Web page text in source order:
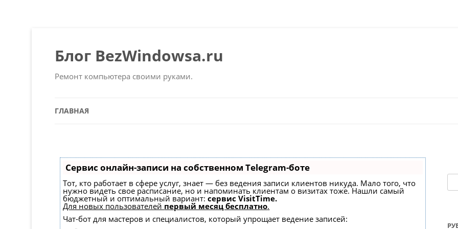
Блог BezWindowsa.ru
Ремонт компьютера своими руками.
ГЛАВНАЯ
Сервис онлайн-записи на собственном Telegram-боте
Тот, кто работает в сфере услуг, знает — без ведения записи клиентов никуда. Мало того, что
нужно видеть свое расписание, но и напоминать клиентам о визитах тоже. Нашли самый
бюджетный и оптимальный вариант:сервис VisitTime.
Для новых пользователей первый месяц бесплатно.
Чат-бот для мастеров и специалистов, который упрощает ведение записей: